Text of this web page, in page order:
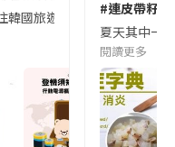
韓國旅遊的民眾，近期要
#連皮帶籽
夏天其中一
閱讀更多